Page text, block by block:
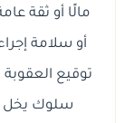
مالًا أو ثقة
أو سلامة
توقيع العقوبة
سلوك يخل